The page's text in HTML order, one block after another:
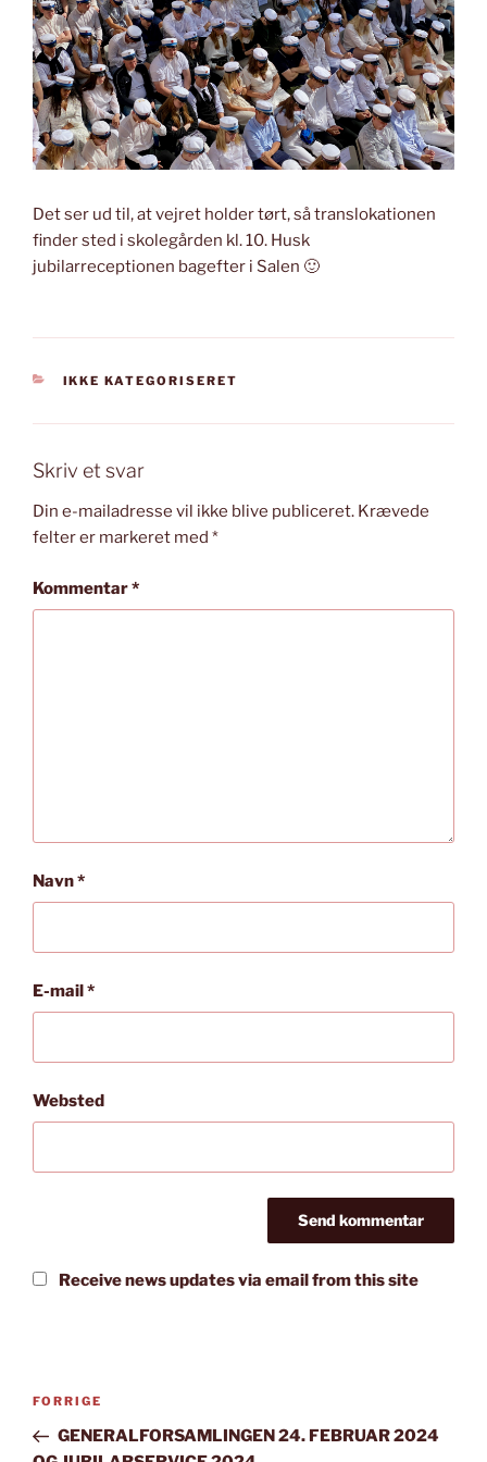
Det ser ud til, at vejret holder tørt, så translokationen
finder sted i skolegården kl. 10. Husk
jubilarreceptionen bagefter i Salen 🙂
KATEGORIER
IKKE KATEGORISERET
Skriv et svar
Din e-mailadresse vil ikke blive publiceret. Krævede
felter er markeret med *
Kommentar*
Navn*
E-mail*
Websted
Receive news updates via email from this site
Indlægsnavigation
Forrige
indlæg
FORRIGE
GENERALFORSAMLINGEN 24. FEBRUAR 2024